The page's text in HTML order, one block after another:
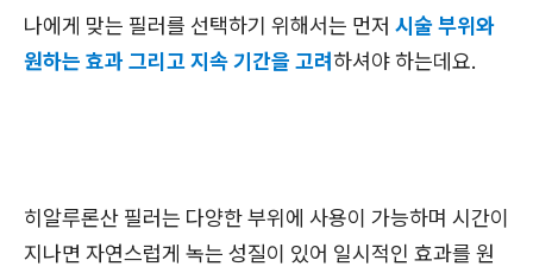
나에게 맞는 필러를 선택하기 위해서는 먼저 시술 부위와
원하는 효과 그리고 지속 기간을 고려하셔야 하는데요.
히알루론산 필러는 다양한 부위에 사용이 가능하며 시간이
지나면 자연스럽게 녹는 성질이 있어 일시적인 효과를 원